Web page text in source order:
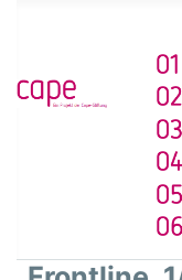
Pfizer
Cancer,